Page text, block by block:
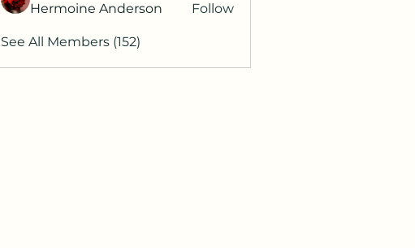
Hermoine Anderson Follow
See All Members (152)